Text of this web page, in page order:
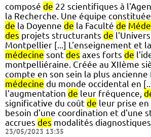
composé de 22 scientifiques à
la Recherche. Une équipe constituée
de la Doyenne de la Faculté de
des projets structurants de
Montpellier [...] L'enseignement et
médecine sont des axes forts de
montpelliéraine. Créée au XIIème
compte en son sein la plus
médecine du monde occidental en
l'augmentation de leur fréquence,
significative du coût de leur prise
besoin d'une coordination et d'une
accrues des modalités
23/05/2023 13:35